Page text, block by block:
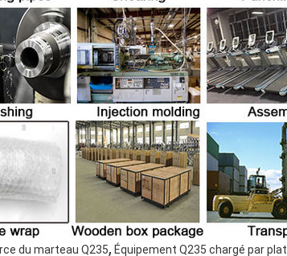
du marteau Q235, Équipement Q235 chargé par plat